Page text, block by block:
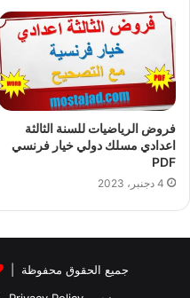
فروض الرياضيات للسنة الثالثة
اعدادي مسلك دولي خيار فرنسي
PDF
4 دجنبر، 2023
جميع الحقوق محفوظة |